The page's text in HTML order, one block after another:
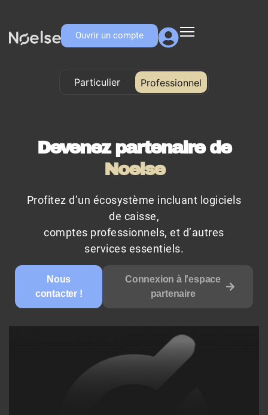
Ouvrir un compte
Particulier Professionnel
Professionnel
Devenez partenaire de
Noelse
Profitez d’un écosystème incluant logiciels
de caisse,
comptes professionnels, et d’autres
services essentiels.
Nous
contacter !
Connexion à l'espace
partenaire